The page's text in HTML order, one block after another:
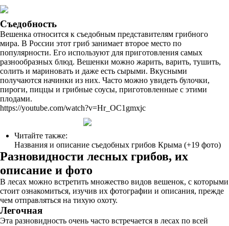
Съедобность
Вешенка относится к съедобным представителям грибного
мира. В России этот гриб занимает второе место по
популярности. Его используют для приготовления самых
разнообразных блюд. Вешенки можно жарить, варить, тушить,
солить и мариновать и даже есть сырыми. Вкусными
получаются начинки из них. Часто можно увидеть булочки,
пироги, пиццы и грибные соусы, приготовленные с этими
плодами.
https://youtube.com/watch?v=Hr_OC1gmxjc
Читайте также:
Названия и описание съедобных грибов Крыма (+19 фото)
Разновидности лесных грибов, их
описание и фото
В лесах можно встретить множество видов вешенок, с которыми
стоит ознакомиться, изучив их фотографии и описания, прежде
чем отправляться на тихую охоту.
Легочная
Эта разновидность очень часто встречается в лесах по всей